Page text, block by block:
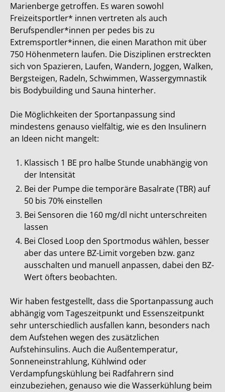
Marienberge getroffen. Es waren sowohl
Freizeitsportler* innen vertreten als auch
Berufspendler*innen per pedes bis zu
Extremsportler*innen, die einen Marathon mit über
750 Höhenmetern laufen. Die Disziplinen erstreckten
sich von Spazieren, Laufen, Wandern, Joggen, Walken,
Bergsteigen, Radeln, Schwimmen, Wassergymnastik
bis Bodybuilding und Sauna hinterher.
Die Möglichkeiten der Sportanpassung sind
mindestens genauso vielfältig, wie es den Insulinern
an Ideen nicht mangelt:
Klassisch 1 BE pro halbe Stunde unabhängig von
der Intensität
Bei der Pumpe die temporäre Basalrate (TBR) auf
50 bis 70% einstellen
Bei Sensoren die 160 mg/dl nicht unterschreiten
lassen
Bei Closed Loop den Sportmodus wählen, besser
aber das untere BZ-Limit vorgeben bzw. ganz
ausschalten und manuell anpassen, dabei den BZ-
Wert öfters beobachten.
Wir haben festgestellt, dass die Sportanpassung auch
abhängig vom Tageszeitpunkt und Essenszeitpunkt
sehr unterschiedlich ausfallen kann, besonders nach
dem Aufstehen wegen des zusätzlichen
Aufstehinsulins. Auch die Außentemperatur,
Sonneneinstrahlung, Kühlwind oder
Verdampfungskühlung bei Radfahrern sind
einzubeziehen, genauso wie die Wasserkühlung beim